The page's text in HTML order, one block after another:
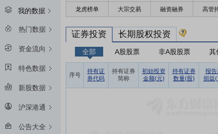
我的数据
热门数据
资金流向
特色数据
新股数据
沪深港通
公告大全
龙虎榜单 大宗交易 融资融券 高管
证券投资 长期股权投资
全部 A股股票 非A股股票 其
序号
持有证
券代码
持有证券
简称
初始投资
金额(元)
持有证券
数量(股)
报告
损益(